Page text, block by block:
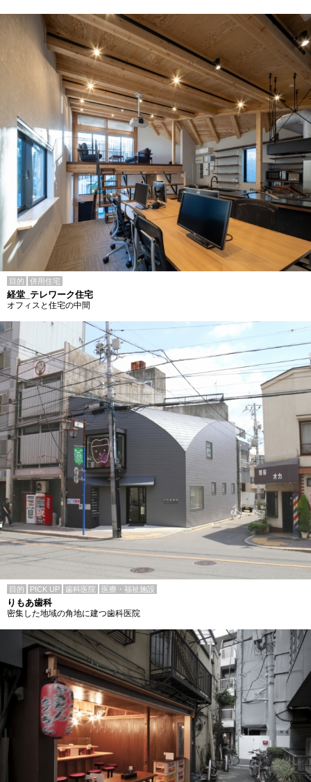
目的 併用住宅
経堂_テレワーク住宅
オフィスと住宅の中間
目的 PICK UP 歯科医院 医療・福祉施設
りもあ歯科
密集した地域の角地に建つ歯科医院